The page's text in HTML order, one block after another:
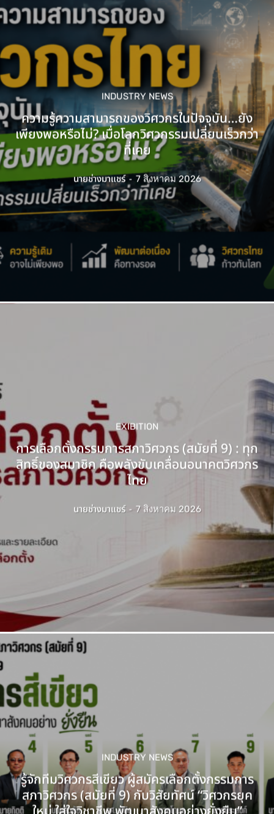
INDUSTRY NEWS
ความรู้ความสามารถของวิศวกรในปัจจุบัน…ยัง
เพียงพอหรือไม่? เมื่อโลกวิศวกรรมเปลี่ยนเร็วกว่า
ที่เคย
นายช่างมาแชร์ - 7 สิงหาคม 2026
EXIBITION
การเลือกตั้งกรรมการสภาวิศวกร (สมัยที่ 9) : ทุก
สิทธิ์ของสมาชิก คือพลังขับเคลื่อนอนาคตวิศวกร
ไทย
นายช่างมาแชร์ - 7 สิงหาคม 2026
INDUSTRY NEWS
รู้จักทีมวิศวกรสีเขียว ผู้สมัครเลือกตั้งกรรมการ
สภาวิศวกร (สมัยที่ 9) กับวิสัยทัศน์ “วิศวกรยุค